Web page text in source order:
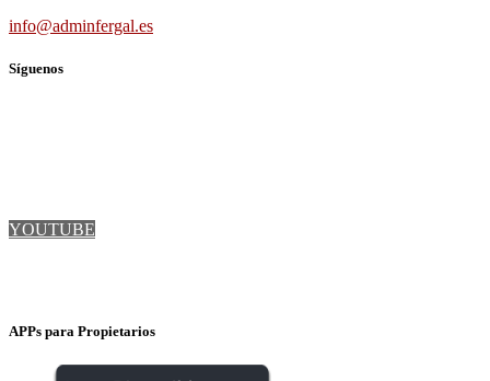
info@adminfergal.es
Síguenos
YOUTUBE
APPs para Propietarios